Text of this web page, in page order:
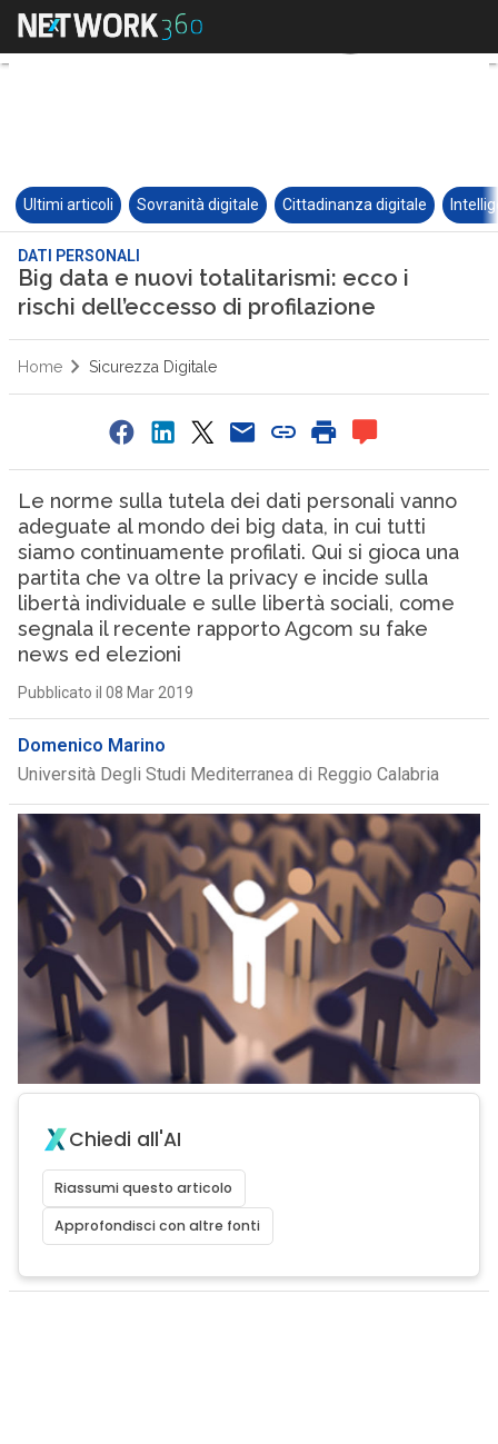
Ultimi articoli Sovranità digitale Cittadinanza digitale
DATI PERSONALI
Big data e nuovi totalitarismi: ecco i
rischi dell’eccesso di profilazione
Home Sicurezza Digitale
Le norme sulla tutela dei dati personali vanno
adeguate al mondo dei big data, in cui tutti
siamo continuamente profilati. Qui si gioca una
partita che va oltre la privacy e incide sulla
libertà individuale e sulle libertà sociali, come
segnala il recente rapporto Agcom su fake
news ed elezioni
Pubblicato il 08 Mar 2019
Domenico Marino
Università Degli Studi Mediterranea di Reggio Calabria
Chiedi all'AI
Riassumi questo articolo
Approfondisci con altre fonti